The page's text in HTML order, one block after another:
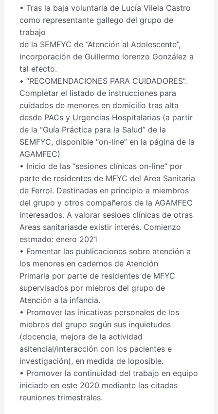
• Tras la baja voluntaria de Lucía Vilela Castro
como representante gallego del grupo de
trabajo
de la SEMFYC de “Atención al Adolescente”,
incorporación de Guillermo lorenzo González a
tal efecto.
• “RECOMENDACIONES PARA CUIDADORES”.
Completar el listado de instrucciones para
cuidados de menores en domicilio tras alta
desde PACs y Urgencias Hospitalarias (a partir
de la “Guía Práctica para la Salud” de la
SEMFYC, disponible “on-line” en la página de la
AGAMFEC)
• Inicio de las “sesiones clínicas on-line” por
parte de residentes de MFYC del Area Sanitaria
de Ferrol. Destinadas en principio a miembros
del grupo y otros compañeros de la AGAMFEC
interesados. A valorar sesioes clínicas de otras
Areas sanitariasde existir interés. Comienzo
estmado: enero 2021
• Fomentar las publicaciones sobre atención a
los menores en cadernos de Atención
Primaria por parte de residentes de MFYC
supervisados por miebros del grupo de
Atención a la infancia.
• Promover las inicativas personales de los
miebros del grupo según sus inquietudes
(docencia, mejora de la actividad
asitencial/interacción con los pacientes e
investigación), en medida de loposible.
• Promover la continuidad del trabajo en equipo
iniciado en este 2020 mediante las citadas
reuniones trimestrales.